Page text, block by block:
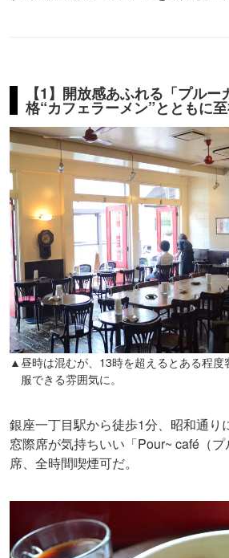
【1】開放感あふれる「プル
格“カフェラーメン”とともに
▲昼時は混むが、13時を超えるとある程度
服できる雰囲気に。
銀座一丁目駅から徒歩1分、昭和通り
窓際席が気持ちいい「Pour~ café（
席、全時間喫煙可だ。